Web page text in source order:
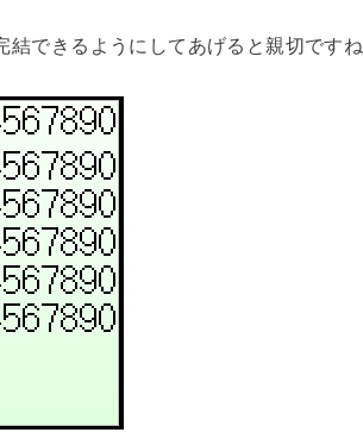
できるようにしてあげると親切ですね